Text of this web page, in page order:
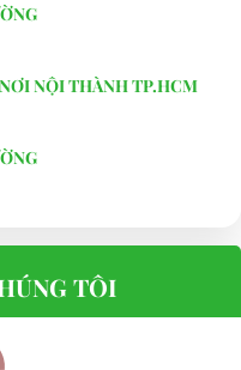
NỘI THÀNH TP.HCM
TÔI